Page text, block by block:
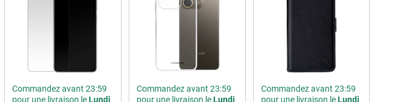
Commandez avant 23:59
pour une livraison leLundi
Commandez avant 23:59
pour une livraison leLundi
Commandez avant 23:59
pour une livraison leLundi